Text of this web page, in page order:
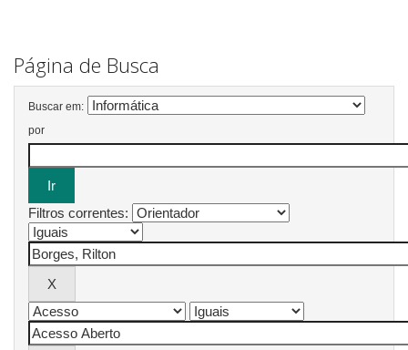
Página de Busca
Buscar em:
por
Filtros correntes: